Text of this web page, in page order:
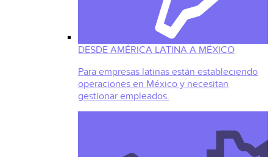
DESDE AMÉRICA LATINA A MÉXICO
Para empresas latinas están estableciendo
operaciones en México y necesitan
gestionar empleados.